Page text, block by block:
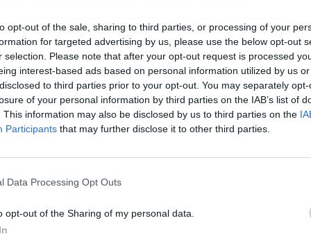
opt-out of the sale, sharing to third parties, or processing of your
for targeted advertising by us, please use the below opt-out
selection. Please note that after your opt-out request is processed
interest-based ads based on personal information utilized by us
to third parties prior to your opt-out. You may separately
of your personal information by third parties on the IAB’s list of
This information may also be disclosed by us to third parties on the
Participants that may further disclose it to other third parties.
Data Processing Opt Outs
opt-out of the Sharing of my personal data.
Μουσείου Γ. Γουναρόπουλου
Τοποθεσία:
Μουσείο Γουναρόπουλου, Γουναροπούλου 6, Άνω